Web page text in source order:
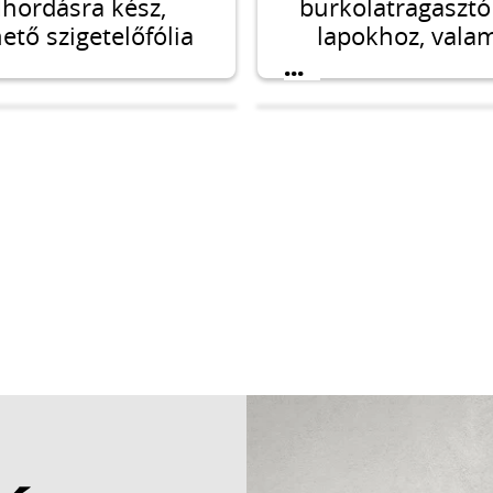
kész,
szigetelőfólia
vizes helyiségek
fürdőszobák,
lapokhoz,
csempézésére
...